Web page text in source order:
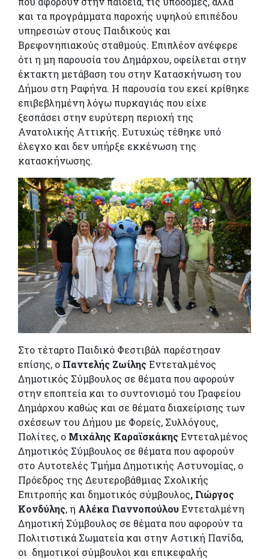
και τα προγράμματα παροχής υψηλού επιπέδου
υπηρεσιών στους Παιδικούς και
Βρεφονηπιακούς σταθμούς. Επιπλέον ανέφερε
ότι η μη παρουσία του Δημάρχου, οφείλεται στην
έκτακτη μετάβαση του στην Κατασκήνωση του
Δήμου στη Ραφήνα. Η παρουσία του εκεί κρίθηκε
επιβεβλημένη λόγω πυρκαγιάς που είχε
ξεσπάσει στην ευρύτερη περιοχή της
Ανατολικής Αττικής. Ευτυχώς τέθηκε υπό
έλεγχο και δεν υπήρξε εκκένωση της
κατασκήνωσης.
Στο τέταρτο Παιδικό Φεστιβάλ παρέστησαν
επίσης, ο Παντελής ΖωίληςΕντεταλμένος
Δημοτικός Σύμβουλος σε θέματα που αφορούν
στην εποπτεία και το συντονισμό του Γραφείου
Δημάρχου καθώς και σε θέματα διαχείρισης των
σχέσεων του Δήμου με Φορείς, Συλλόγους,
Πολίτες, ο Μιχάλης ΚαραϊσκάκηςΕντεταλμένος
Δημοτικός Σύμβουλος σε θέματα που αφορούν
στο Αυτοτελές Τμήμα Δημοτικής Αστυνομίας, ο
Πρόεδρος της Δευτεροβάθμιας Σχολικής
Επιτροπής και δημοτικός σύμβουλος, Γιώργος
Κονδύλης, η Αλέκα ΓιαννοπούλουΕντεταλμένη
Δημοτική Σύμβουλος σε θέματα που αφορούν τα
Πολιτιστικά Σωματεία και στην Αστική Πανίδα,
οι δημοτικοί σύμβουλοι και επικεφαλής